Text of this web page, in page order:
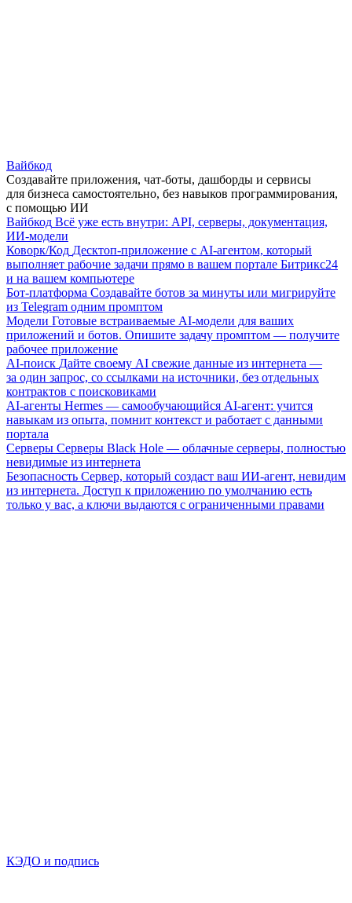
Вайбкод
Создавайте приложения, чат-боты, дашборды и сервисы
для бизнеса самостоятельно, без навыков программирования,
с помощью ИИ
Вайбкод Всё уже есть внутри: API, серверы, документация,
ИИ-модели
Коворк/Код Десктоп-приложение с AI-агентом, который
выполняет рабочие задачи прямо в вашем портале Битрикс24
и на вашем компьютере
Бот-платформа Создавайте ботов за минуты или мигрируйте
из Telegram одним промптом
Модели Готовые встраиваемые AI-модели для ваших
приложений и ботов. Опишите задачу промптом — получите
рабочее приложение
AI-поиск Дайте своему AI свежие данные из интернета —
за один запрос, со ссылками на источники, без отдельных
контрактов с поисковиками
AI-агенты Hermes — самообучающийся AI-агент: учится
навыкам из опыта, помнит контекст и работает с данными
портала
Серверы Серверы Black Hole — облачные серверы, полностью
невидимые из интернета
Безопасность Сервер, который создаст ваш ИИ-агент, невидим
из интернета. Доступ к приложению по умолчанию есть
только у вас, а ключи выдаются с ограниченными правами
КЭДО и подпись